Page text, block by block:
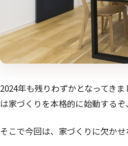
2024年も残りわずかとなってき
は家づくりを本格的に始動する
そこで今回は、家づくりに欠かせ